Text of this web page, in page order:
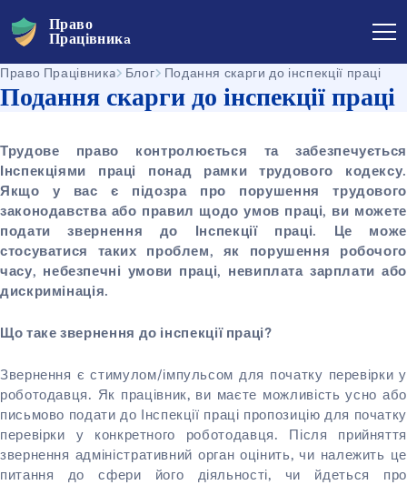
Право
Працівникa
Подання скарги до інспекції праці
Право Працівникa Блог Подання скарги до інспекції праці
Трудове право контролюється та забезпечується
Інспекціями праці понад рамки трудового кодексу.
Якщо у вас є підозра про порушення трудового
законодавства або правил щодо умов праці, ви можете
подати звернення до Інспекції праці. Це може
стосуватися таких проблем, як порушення робочого
часу, небезпечні умови праці, невиплата зарплати або
дискримінація.
Що таке звернення до інспекції праці?
Звернення є стимулом/імпульсом для початку перевірки у
роботодавця. Як працівник, ви маєте можливість усно або
письмово подати до Інспекції праці пропозицію для початку
перевірки у конкретного роботодавця. Після прийняття
звернення адміністративний орган оцінить, чи належить це
питання до сфери його діяльності, чи йдеться про